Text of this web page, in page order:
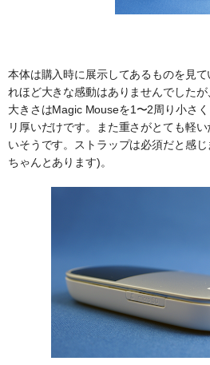
本体は購入時に展示してあるものを見
れほど大きな感動はありませんでしたが
大きさはMagic Mouseを1〜2周り小さ
リ厚いだけです。また重さがとても軽
いそうです。ストラップは必須だと感
ちゃんとあります)。